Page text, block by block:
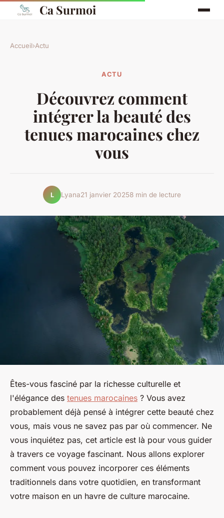
Ca Surmoi
Accueil›Actu
ACTU
Découvrez comment
intégrer la beauté des
tenues marocaines chez
vous
L Lyana21 janvier 20258 min de lecture
Êtes-vous fasciné par la richesse culturelle et
l'élégance des tenues marocaines ? Vous avez
probablement déjà pensé à intégrer cette beauté chez
vous, mais vous ne savez pas par où commencer. Ne
vous inquiétez pas, cet article est là pour vous guider
à travers ce voyage fascinant. Nous allons explorer
comment vous pouvez incorporer ces éléments
traditionnels dans votre quotidien, en transformant
votre maison en un havre de culture marocaine.